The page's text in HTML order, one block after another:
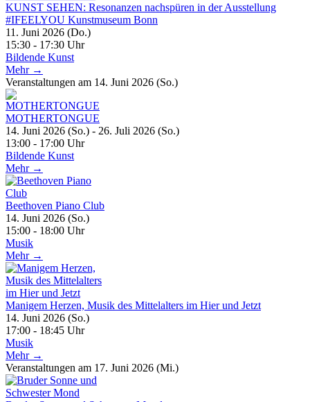
KUNST SEHEN: Resonanzen nachspüren in der Ausstellung
#IFEELYOU Kunstmuseum Bonn
11. Juni 2026 (Do.)
15:30 - 17:30 Uhr
Bildende Kunst
Mehr →
Veranstaltungen am 14. Juni 2026 (So.)
MOTHERTONGUE
14. Juni 2026 (So.) - 26. Juli 2026 (So.)
13:00 - 17:00 Uhr
Bildende Kunst
Mehr →
Beethoven Piano Club
14. Juni 2026 (So.)
15:00 - 18:00 Uhr
Musik
Mehr →
Manigem Herzen, Musik des Mittelalters im Hier und Jetzt
14. Juni 2026 (So.)
17:00 - 18:45 Uhr
Musik
Mehr →
Veranstaltungen am 17. Juni 2026 (Mi.)